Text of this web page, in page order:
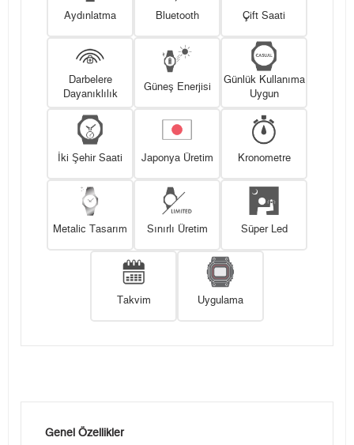
Aydınlatma Bluetooth Çift Saati
Darbelere
Dayanıklılık
Güneş Enerjisi
Günlük Kullanıma
Uygun
İki Şehir Saati Japonya Üretim Kronometre
Metalic Tasarım Sınırlı Üretim Süper Led
Takvim Uygulama
Genel Özellikler